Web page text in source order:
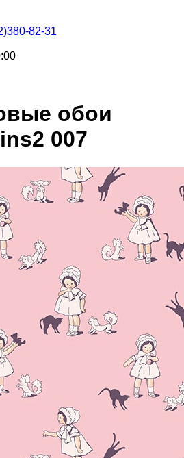
82-31
обои
007